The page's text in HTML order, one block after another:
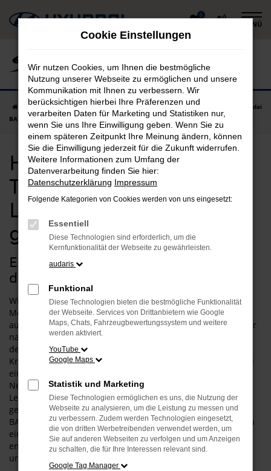
Zum
Hauptinhalt
0
MENÜ
Startseite Landsberg am Lech Hyundai Hyundai BAYON
Hyundai
BAYON Tageszulassung in Landsberg am Lech günstig kaufen
Hyundai BAYON
Tageszulassung in
Landsberg am Lech
günstig kaufen
Extraklasse für Landsberg am Lech –
die Hyundai BAYON Tageszulassung
Wir können es gar nicht oft genug wiederholen: für die
Mobilität in Landsberg am Lech empfehlen wir vorbehaltlos
auch eine Hyundai BAYON Tageszulassung. Wann immer wir
nach dieser Fahrzeugform gefragt werden, erläutern wir
deren Vorzüge und die sprichwörtliche „Quadratur des
Kreises“ die damit einhergeht. Einerseits handelt es sich bei
einer Hyundai BAYON Tageszulassung um einen echten
Neuwagen und ein Fahrzeug, das weder in Landsberg am
Lech noch an einem anderen Ort auch nur einen Kilometer
gefahren wurde. Andererseits deklarieren wir die Hyundai
BAYON Tageszulassung durch das Zulassen für einen Tag in
einen Gebrauchtwagen um und passen den Preis
entsprechend an. Das ist clever und vor allen Dingen
unglaublich geldsparend.
Cookie Einstellungen
Wir nutzen Cookies, um Ihnen die bestmögliche
Nutzung unserer Webseite zu ermöglichen und unsere
Kommunikation mit Ihnen zu verbessern. Wir
berücksichtigen hierbei Ihre Präferenzen und
verarbeiten Daten für Marketing und Statistiken nur,
wenn Sie uns Ihre Einwilligung geben. Wenn Sie zu
einem späteren Zeitpunkt Ihre Meinung ändern, können
Sie die Einwilligung jederzeit für die Zukunft widerrufen.
Weitere Informationen zum Umfang der
Datenverarbeitung finden Sie hier:
Datenschutzerklärung Impressum
Folgende Kategorien von Cookies werden von uns eingesetzt:
Essentiell
Diese Technologien sind erforderlich, um die
Kernfunktionalität der Webseite zu gewährleisten.
audaris
Funktional
Diese Technologien bieten die bestmögliche Funktionalität
der Webseite. Services von Drittanbietern wie Google
Maps, Chats, Fahrzeugbewertungssystem und weitere
werden aktiviert.
YouTube
Google Maps
Statistik und Marketing
Diese Technologien ermöglichen es uns, die Nutzung der
Webseite zu analysieren, um die Leistung zu messen und
zu verbessern. Zudem werden Technologien eingesetzt,
die von dritten Werbetreibenden verwendet werden, um
Sie auf anderen Webseiten zu verfolgen und um Anzeigen
zu schalten, die für Ihre Interessen relevant sind.
Google Tag Manager